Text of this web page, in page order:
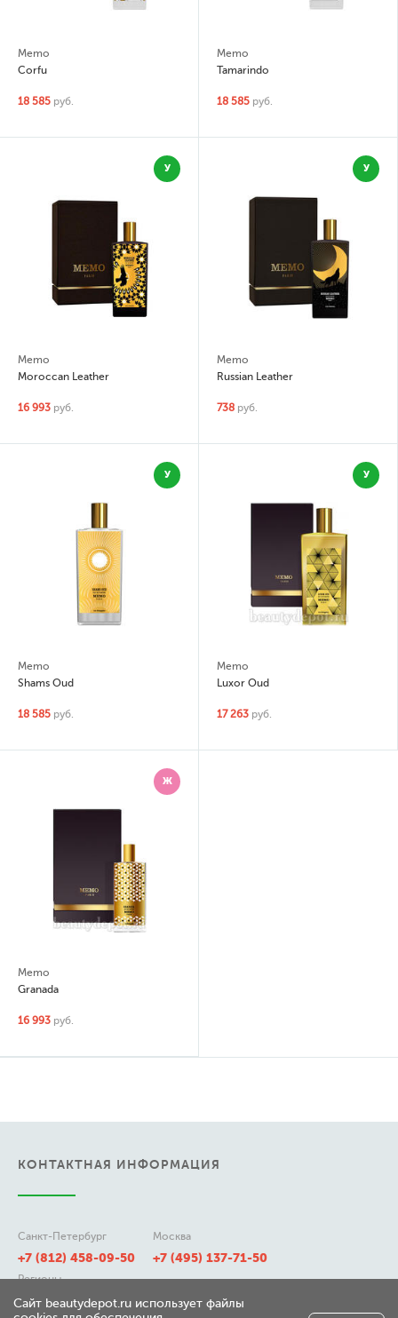
Memo
Corfu
18 585 руб.
Memo
Tamarindo
18 585 руб.
У
Memo
Moroccan Leather
16 993 руб.
У
Memo
Russian Leather
738 руб.
У
Memo
Shams Oud
18 585 руб.
У
Memo
Luxor Oud
17 263 руб.
Ж
Memo
Granada
16 993 руб.
КОНТАКТНАЯ ИНФОРМАЦИЯ
Санкт-Петербург
+7 (812) 458-09-50
Москва
+7 (495) 137-71-50
Регионы
8 (800) 511-21-50
Сайт beautydepot.ru использует файлы